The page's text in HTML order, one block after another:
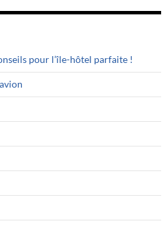
pour l’île-hôtel parfaite !